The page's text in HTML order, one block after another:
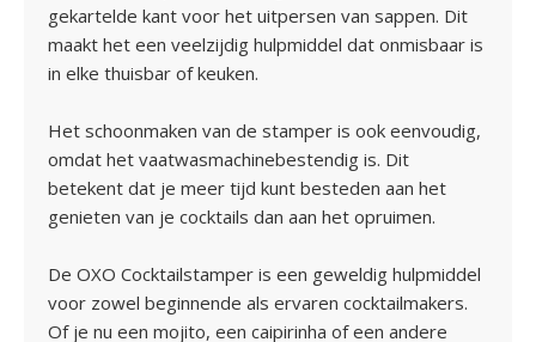
gekartelde kant voor het uitpersen van sappen. Dit
maakt het een veelzijdig hulpmiddel dat onmisbaar is
in elke thuisbar of keuken.
Het schoonmaken van de stamper is ook eenvoudig,
omdat het vaatwasmachinebestendig is. Dit
betekent dat je meer tijd kunt besteden aan het
genieten van je cocktails dan aan het opruimen.
De OXO Cocktailstamper is een geweldig hulpmiddel
voor zowel beginnende als ervaren cocktailmakers.
Of je nu een mojito, een caipirinha of een andere